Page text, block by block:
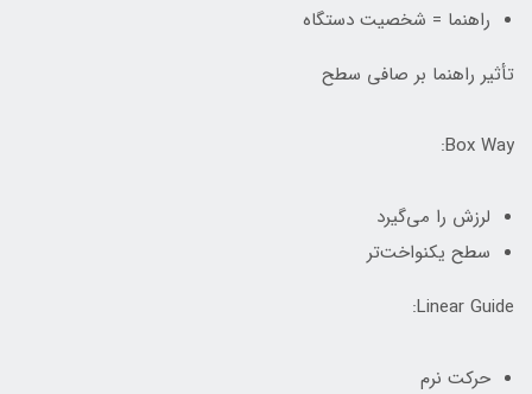
راهنما = شخصیت دستگاه
تأثیر راهنما بر صافی سطح
Box Way:
لرزش را می‌گیرد
سطح یکنواخت‌تر
Linear Guide:
حرکت نرم